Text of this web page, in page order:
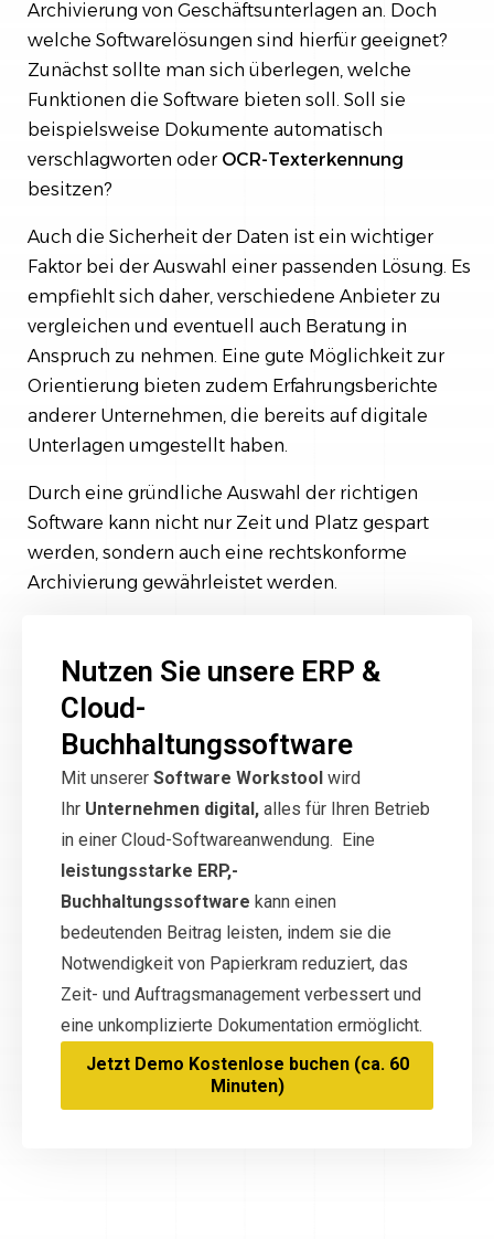
Archivierung von Geschäftsunterlagen an. Doch
welche Softwarelösungen sind hierfür geeignet?
Zunächst sollte man sich überlegen, welche
Funktionen die Software bieten soll. Soll sie
beispielsweise Dokumente automatisch
verschlagworten oder OCR-Texterkennung
besitzen?
Auch die Sicherheit der Daten ist ein wichtiger
Faktor bei der Auswahl einer passenden Lösung. Es
empfiehlt sich daher, verschiedene Anbieter zu
vergleichen und eventuell auch Beratung in
Anspruch zu nehmen. Eine gute Möglichkeit zur
Orientierung bieten zudem Erfahrungsberichte
anderer Unternehmen, die bereits auf digitale
Unterlagen umgestellt haben.
Durch eine gründliche Auswahl der richtigen
Software kann nicht nur Zeit und Platz gespart
werden, sondern auch eine rechtskonforme
Archivierung gewährleistet werden.
Nutzen Sie unsere ERP &
Cloud-
Buchhaltungssoftware
Mit unserer Software Workstool wird
Ihr Unternehmen digital, alles für Ihren Betrieb
in einer Cloud-Softwareanwendung. Eine
leistungsstarke ERP,-
Buchhaltungssoftware kann einen
bedeutenden Beitrag leisten, indem sie die
Notwendigkeit von Papierkram reduziert, das
Zeit- und Auftragsmanagement verbessert und
eine unkomplizierte Dokumentation ermöglicht.
Jetzt Demo Kostenlose buchen (ca. 60
Minuten)